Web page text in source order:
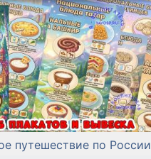
путешествие по России